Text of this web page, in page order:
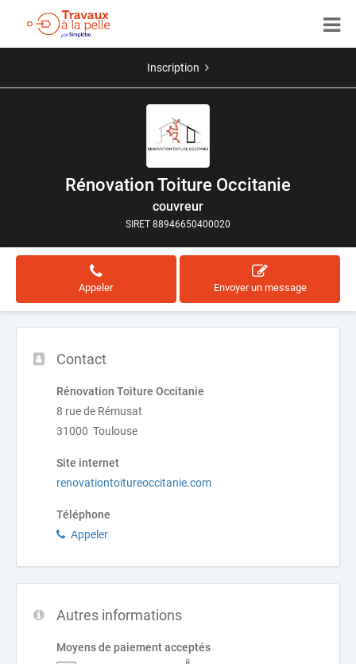
Inscription
Rénovation Toiture Occitanie
couvreur
SIRET 88946650400020
Appeler Envoyer un message
Contact
Rénovation Toiture Occitanie
8 rue de Rémusat
31000 Toulouse
Site internet
renovationtoitureoccitanie.com
Téléphone
Appeler
Autres informations
Moyens de paiement acceptés